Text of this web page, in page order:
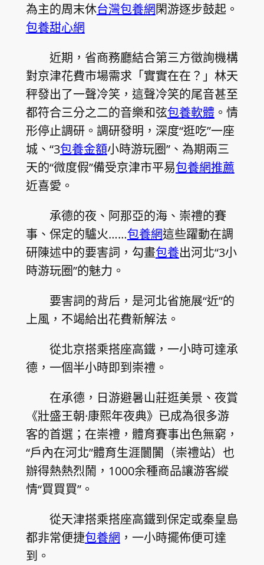
為主的周末休台灣包養網閑游逐步鼓起。
包養甜心網
近期，省商務廳結合第三方徵詢機構
對京津花費市場需求「實實在在？」林天
秤發出了一聲冷笑，這聲冷笑的尾音甚至
都符合三分之二的音樂和弦包養軟體 。情
形停止調研。調研發明，深度“逛吃”一座
城、“3包養金額小時游玩圈”、為期兩三
天的“微度假”備受京津市平易包養網推薦
近喜愛。
承德的夜、阿那亞的海、崇禮的賽
事、保定的驢火……包養網這些躍動在調
研陳述中的要害詞，勾畫包養出河北“3小
時游玩圈”的魅力。
要害詞的背后，是河北省施展“近”的
上風，不竭給出花費新解法。
從北京搭乘搭座高鐵，一小時可達承
德，一個半小時即到崇禮。
在承德，日游避暑山莊逛美景、夜賞
《壯盛王朝·康熙年夜典》已成為很多游
客的首選；在崇禮，體育賽事出色無窮，
“戶內在河北”體育生涯闤闠（崇禮站）也
辦得熱熱烈鬧，1000余種商品讓游客縱
情“買買買”。
從天津搭乘搭座高鐵到保定或秦皇島
都非常便捷包養網 ，一小時擺佈便可達
到。